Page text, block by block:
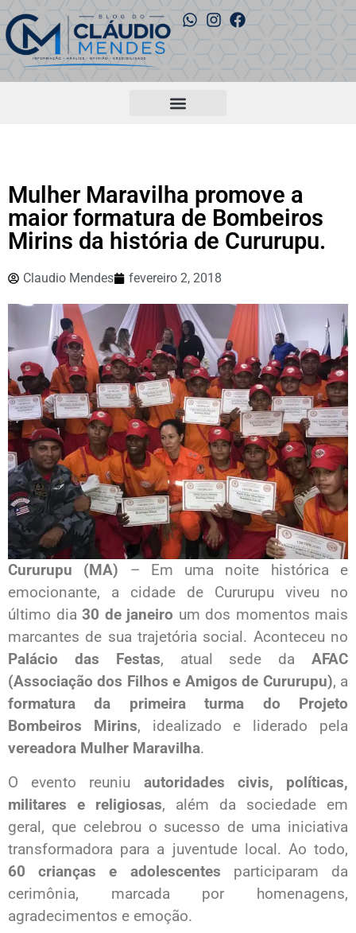
Mulher Maravilha promove a
maior formatura de Bombeiros
Mirins da história de Cururupu.
Claudio Mendes fevereiro 2, 2018
Cururupu (MA) – Em uma noite histórica e
emocionante, a cidade de Cururupu viveu no
último dia 30 de janeiro um dos momentos mais
marcantes de sua trajetória social. Aconteceu no
Palácio das Festas, atual sede daAFAC
(Associação dos Filhos e Amigos de Cururupu), a
formatura da primeira turma do Projeto
Bombeiros Mirins, idealizado e liderado pela
vereadora Mulher Maravilha.
O evento reuniu autoridades civis, políticas,
militares e religiosas, além da sociedade em
geral, que celebrou o sucesso de uma iniciativa
transformadora para a juventude local. Ao todo,
60 crianças e adolescentes participaram da
cerimônia, marcada por homenagens,
agradecimentos e emoção.